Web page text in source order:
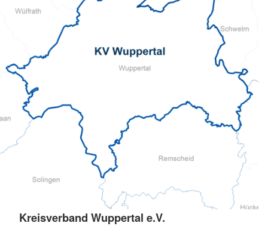
Kreisverband Wuppertal e.V.